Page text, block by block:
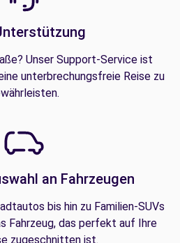
Unser Support-Service ist
unterbrechungsfreie Reise zu
an Fahrzeugen
bis hin zu Familien-SUVs
Fahrzeug, das perfekt auf Ihre
zugeschnitten ist.